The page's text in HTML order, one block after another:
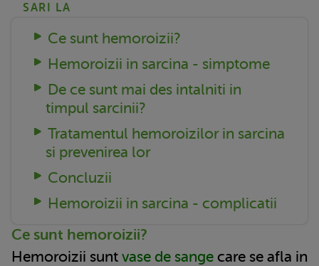
SARI LA
Ce sunt hemoroizii?
Hemoroizii in sarcina - simptome
De ce sunt mai des intalniti in
timpul sarcinii?
Tratamentul hemoroizilor in sarcina
si prevenirea lor
Concluzii
Hemoroizii in sarcina - complicatii
Ce sunt hemoroizii?
Hemoroizii sunt vase de sange care se afla in